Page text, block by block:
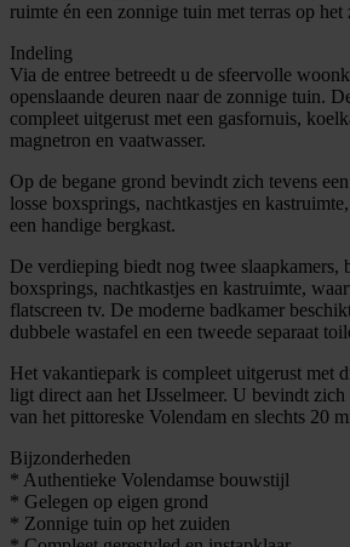
ruimte én een zonnige tuin met terras op het
Indeling
Via de entree betreedt u de sfeervolle
openslaande deuren naar de zonnige tuin.
compleet uitgerust met een gasfornuis,
magnetron en vaatwasser.
Op de begane grond bevindt zich tevens
losse boxsprings, nachtkastjes en
een handige bergkast.
De verdieping biedt nog twee slaapkamers,
boxsprings, nachtkastjes en kastruimte,
flatscreen tv. De moderne badkamer
dubbele wastafel en een tweede separaat
Het vakantiepark is compleet uitgerust met
ligt direct aan het IJsselmeer. U bevindt
van het pittoreske Volendam en slechts 20
Bijzonderheden
* Authentieke Volendamse bouwstijl
* Gelegen op eigen grond
* Zonnige tuin op het zuiden